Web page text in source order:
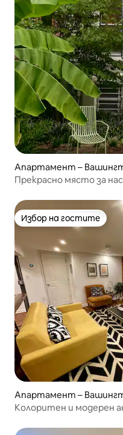
Апартамент –
Прекрасно място за
Избор на гостите
Избор на гостите
Апартамент –
Колоритен и модерен